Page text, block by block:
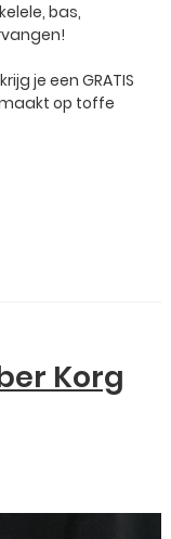
bas,
je een GRATIS
op toffe
Korg